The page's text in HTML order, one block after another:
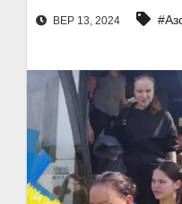
ВЕР 13, 2024